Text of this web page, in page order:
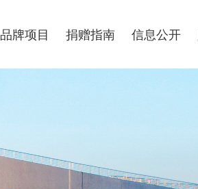
品牌项目 捐赠指南 信息公开